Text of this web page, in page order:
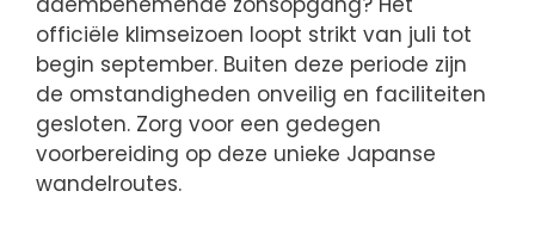
officiële klimseizoen loopt strikt van juli tot
begin september. Buiten deze periode zijn
de omstandigheden onveilig en faciliteiten
gesloten. Zorg voor een gedegen
voorbereiding op deze unieke Japanse
wandelroutes.